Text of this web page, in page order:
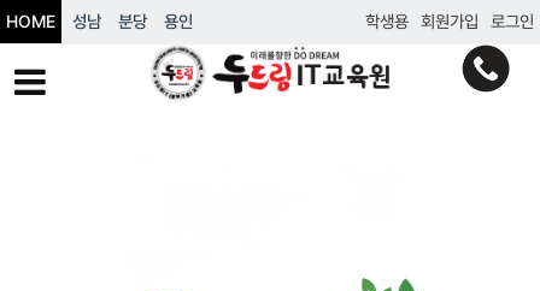
HOME 성남 분당 용인 학생용 회원가입 로그인